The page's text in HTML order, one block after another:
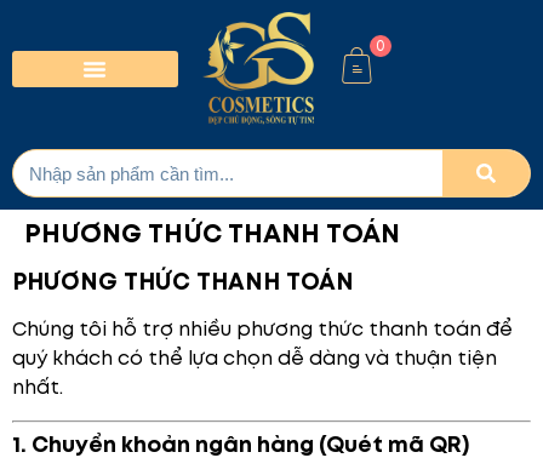
0
PHƯƠNG THỨC THANH TOÁN
PHƯƠNG THỨC THANH TOÁN
Chúng tôi hỗ trợ nhiều phương thức thanh toán để
quý khách có thể lựa chọn dễ dàng và thuận tiện
nhất.
1. Chuyển khoản ngân hàng (Quét mã QR)